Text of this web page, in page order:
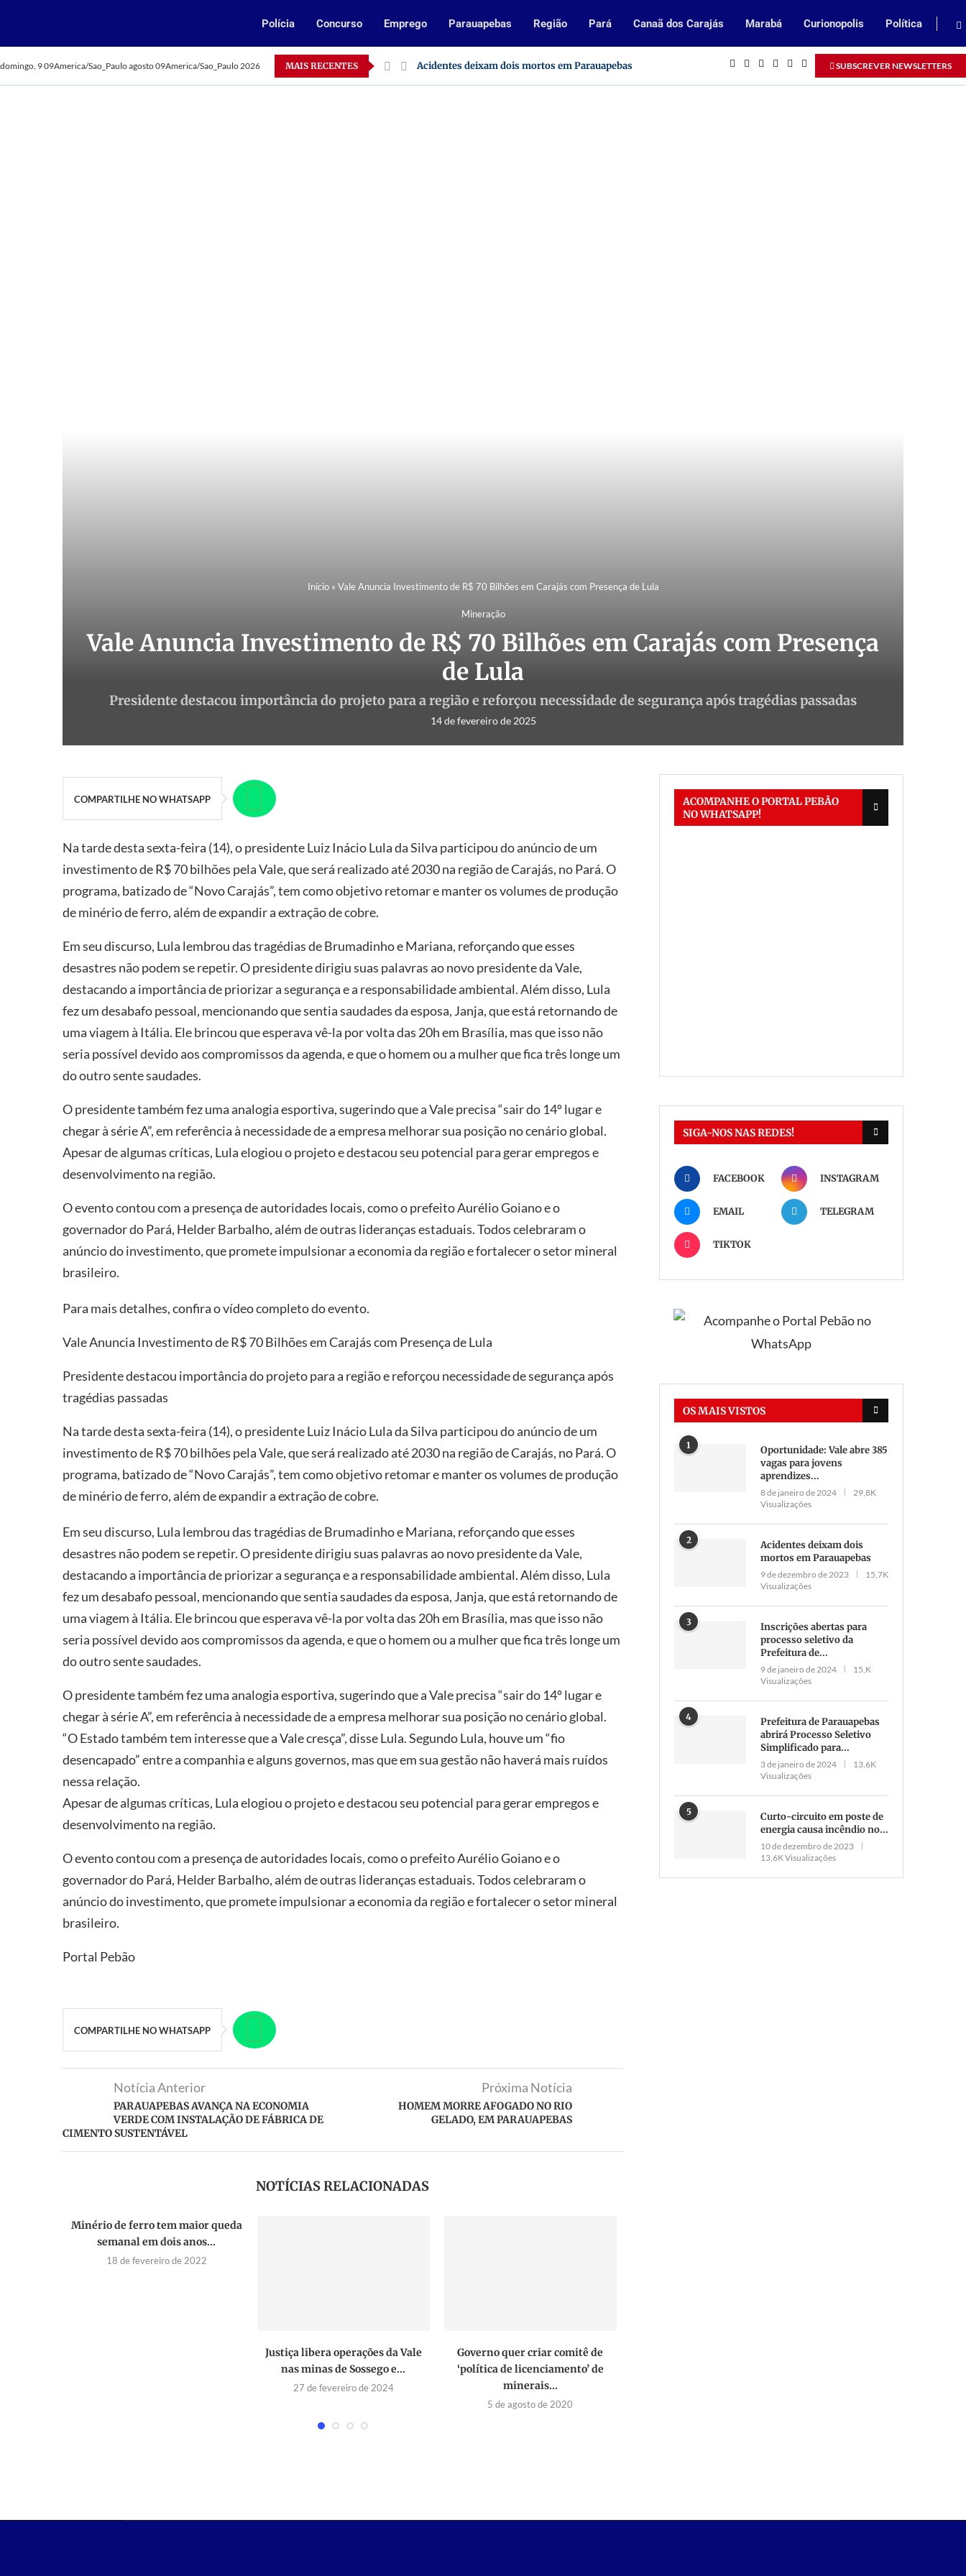
Polícia Concurso Emprego Parauapebas Região Pará Canaã dos Carajás Marabá Curionopolis Política
domingo, 9 09America/Sao_Paulo agosto 09America/Sao_Paulo 2026 MAIS RECENTES
Oportunidade: Vale abre 385 vagas para jovens aprendizes no Pará Acidentes deixam dois mortos em Parauapebas Inscrições abertas para processo
SUBSCREVER NEWSLETTERS
Início» Vale Anuncia Investimento de R$ 70 Bilhões em Carajás com Presença de Lula
Mineração
Vale Anuncia Investimento de R$ 70 Bilhões em Carajás com Presença
de Lula
Presidente destacou importância do projeto para a região e reforçou necessidade de segurança após tragédias passadas
14 de fevereiro de 2025
COMPARTILHE NO WHATSAPP
Na tarde desta sexta-feira (14), o presidente Luiz Inácio Lula da Silva participou do anúncio de um
investimento de R$ 70 bilhões pela Vale, que será realizado até 2030 na região de Carajás, no Pará. O
programa, batizado de “Novo Carajás”, tem como objetivo retomar e manter os volumes de produção
de minério de ferro, além de expandir a extração de cobre.
Em seu discurso, Lula lembrou das tragédias de Brumadinho e Mariana, reforçando que esses
desastres não podem se repetir. O presidente dirigiu suas palavras ao novo presidente da Vale,
destacando a importância de priorizar a segurança e a responsabilidade ambiental. Além disso, Lula
fez um desabafo pessoal, mencionando que sentia saudades da esposa, Janja, que está retornando de
uma viagem à Itália. Ele brincou que esperava vê-la por volta das 20h em Brasília, mas que isso não
seria possível devido aos compromissos da agenda, e que o homem ou a mulher que fica três longe um
do outro sente saudades.
O presidente também fez uma analogia esportiva, sugerindo que a Vale precisa “sair do 14º lugar e
chegar à série A”, em referência à necessidade de a empresa melhorar sua posição no cenário global.
Apesar de algumas críticas, Lula elogiou o projeto e destacou seu potencial para gerar empregos e
desenvolvimento na região.
O evento contou com a presença de autoridades locais, como o prefeito Aurélio Goiano e o
governador do Pará, Helder Barbalho, além de outras lideranças estaduais. Todos celebraram o
anúncio do investimento, que promete impulsionar a economia da região e fortalecer o setor mineral
brasileiro.
Para mais detalhes, confira o vídeo completo do evento.
Vale Anuncia Investimento de R$ 70 Bilhões em Carajás com Presença de Lula
Presidente destacou importância do projeto para a região e reforçou necessidade de segurança após
tragédias passadas
Na tarde desta sexta-feira (14), o presidente Luiz Inácio Lula da Silva participou do anúncio de um
investimento de R$ 70 bilhões pela Vale, que será realizado até 2030 na região de Carajás, no Pará. O
programa, batizado de “Novo Carajás”, tem como objetivo retomar e manter os volumes de produção
de minério de ferro, além de expandir a extração de cobre.
Em seu discurso, Lula lembrou das tragédias de Brumadinho e Mariana, reforçando que esses
desastres não podem se repetir. O presidente dirigiu suas palavras ao novo presidente da Vale,
destacando a importância de priorizar a segurança e a responsabilidade ambiental. Além disso, Lula
fez um desabafo pessoal, mencionando que sentia saudades da esposa, Janja, que está retornando de
uma viagem à Itália. Ele brincou que esperava vê-la por volta das 20h em Brasília, mas que isso não
seria possível devido aos compromissos da agenda, e que o homem ou a mulher que fica três longe um
do outro sente saudades.
O presidente também fez uma analogia esportiva, sugerindo que a Vale precisa “sair do 14º lugar e
chegar à série A”, em referência à necessidade de a empresa melhorar sua posição no cenário global.
“O Estado também tem interesse que a Vale cresça”, disse Lula. Segundo Lula, houve um “fio
desencapado” entre a companhia e alguns governos, mas que em sua gestão não haverá mais ruídos
nessa relação.
Apesar de algumas críticas, Lula elogiou o projeto e destacou seu potencial para gerar empregos e
desenvolvimento na região.
O evento contou com a presença de autoridades locais, como o prefeito Aurélio Goiano e o
governador do Pará, Helder Barbalho, além de outras lideranças estaduais. Todos celebraram o
anúncio do investimento, que promete impulsionar a economia da região e fortalecer o setor mineral
brasileiro.
Portal Pebão
COMPARTILHE NO WHATSAPP
Notícia Anterior
PARAUAPEBAS AVANÇA NA ECONOMIA
VERDE COM INSTALAÇÃO DE FÁBRICA DE
CIMENTO SUSTENTÁVEL
Próxima Notícia
HOMEM MORRE AFOGADO NO RIO
GELADO, EM PARAUAPEBAS
NOTÍCIAS RELACIONADAS
Minério de ferro tem maior queda
semanal em dois anos...
18 de fevereiro de 2022
Justiça libera operações da Vale
nas minas de Sossego e...
27 de fevereiro de 2024
Governo quer criar comitê de
‘política de licenciamento’ de
minerais...
5 de agosto de 2020
ACOMPANHE O PORTAL PEBÃO
NO WHATSAPP!
SIGA-NOS NAS REDES!
FACEBOOK INSTAGRAM
EMAIL TELEGRAM
TIKTOK
OS MAIS VISTOS
1
Oportunidade: Vale abre 385
vagas para jovens
aprendizes...
8 de janeiro de 2024
29,8K
Visualizações
2
Acidentes deixam dois
mortos em Parauapebas
9 de dezembro de 2023
15,7K
Visualizações
3
Inscrições abertas para
processo seletivo da
Prefeitura de...
9 de janeiro de 2024
15,K
Visualizações
4
Prefeitura de Parauapebas
abrirá Processo Seletivo
Simplificado para...
3 de janeiro de 2024
13,6K
Visualizações
5
Curto-circuito em poste de
energia causa incêndio no...
10 de dezembro de 2023
13,6K Visualizações